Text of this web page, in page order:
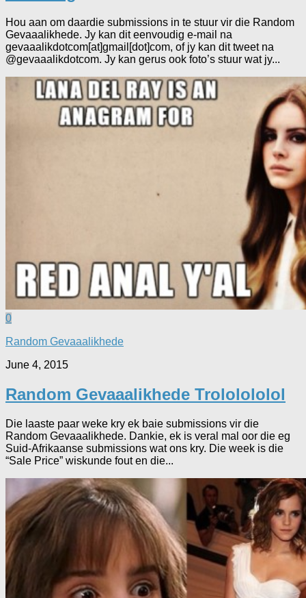
Hou aan om daardie submissions in te stuur vir die Random
Gevaaalikhede. Jy kan dit eenvoudig e-mail na
gevaaalikdotcom[at]gmail[dot]com, of jy kan dit tweet na
@gevaaalikdotcom. Jy kan gerus ook foto’s stuur wat jy...
0
Random Gevaaalikhede
June 4, 2015
Random Gevaaalikhede Trololololol
Die laaste paar weke kry ek baie submissions vir die
Random Gevaaalikhede. Dankie, ek is veral mal oor die eg
Suid-Afrikaanse submissions wat ons kry. Die week is die
“Sale Price” wiskunde fout en die...